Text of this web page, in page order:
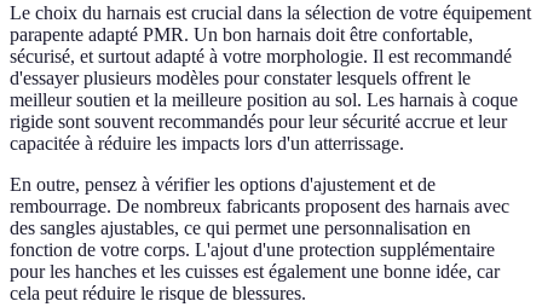
Le choix du harnais est crucial dans la sélection de votre équipement
parapente adapté PMR. Un bon harnais doit être confortable,
sécurisé, et surtout adapté à votre morphologie. Il est recommandé
d'essayer plusieurs modèles pour constater lesquels offrent le
meilleur soutien et la meilleure position au sol. Les harnais à coque
rigide sont souvent recommandés pour leur sécurité accrue et leur
capacitée à réduire les impacts lors d'un atterrissage.
En outre, pensez à vérifier les options d'ajustement et de
rembourrage. De nombreux fabricants proposent des harnais avec
des sangles ajustables, ce qui permet une personnalisation en
fonction de votre corps. L'ajout d'une protection supplémentaire
pour les hanches et les cuisses est également une bonne idée, car
cela peut réduire le risque de blessures.